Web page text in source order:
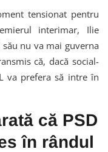
tensionat pentru
interimar, Ilie
nu va mai guverna
că, dacă social-
va prefera să intre în
că PSD
în rândul